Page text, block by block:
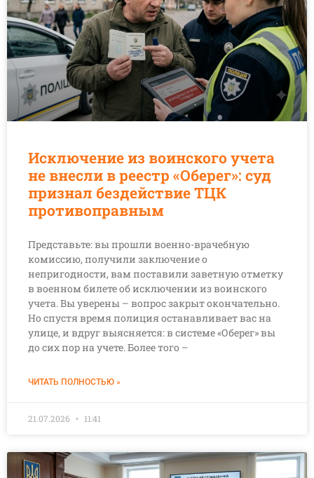
Исключение из воинского учета
не внесли в реестр «Оберег»: суд
признал бездействие ТЦК
противоправным
Представьте: вы прошли военно-врачебную
комиссию, получили заключение о
непригодности, вам поставили заветную отметку
в военном билете об исключении из воинского
учета. Вы уверены – вопрос закрыт окончательно.
Но спустя время полиция останавливает вас на
улице, и вдруг выясняется: в системе «Оберег» вы
до сих пор на учете. Более того –
ЧИТАТЬ ПОЛНОСТЬЮ »
21.07.2026 11:41